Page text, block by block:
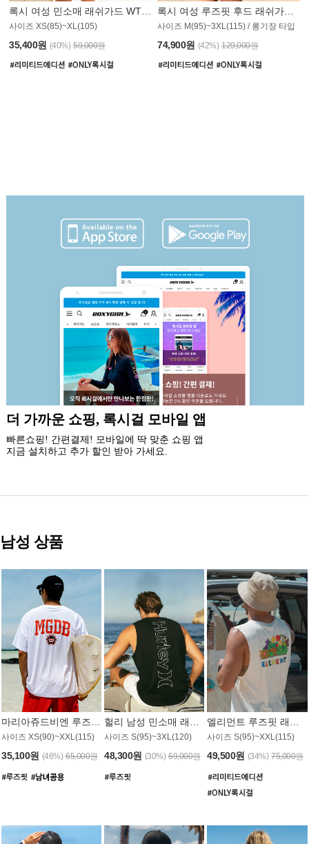
사이즈 XS(85)~XL(105)
35,400원 (40%) 59,000원
사이즈 M(95)~3XL(115) / 롱기장 타입
74,900원 (42%) 129,000원
신규 회원 가입시
5% 즉시 할인 쿠폰과 5만원 할인 쿠폰팩,
최대 20% 생일 쿠폰 혜택을 드립니다.
남성 상품
사이즈 XS(90)~XXL(115)
35,100원 (46%) 65,000원
사이즈 S(95)~3XL(120)
48,300원 (30%) 69,000원
사이즈 S(95)~XXL(115)
49,500원 (34%) 75,000원